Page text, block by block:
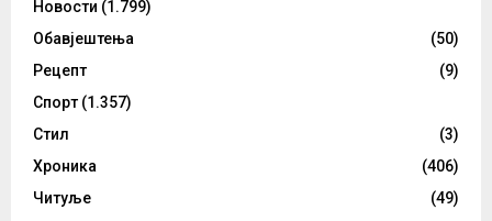
Новости (1.799)
Обавјештења
(50)
Рецепт
(9)
Спорт (1.357)
Стил
(3)
Хроника
(406)
Читуље
(49)